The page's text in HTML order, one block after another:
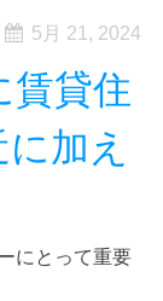
5月 21, 2024
賃貸住
加え
にとって重要